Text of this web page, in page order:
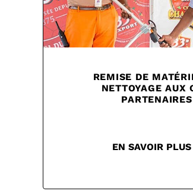
REMISE DE
NETTOYAGE AUX
PARTENAIRES
EN SAVOIR